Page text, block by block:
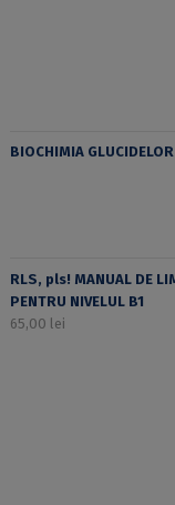
BIOCHIMIA
RLS, pls! MANUAL DE
PENTRU NIVELUL B1
65,00 lei